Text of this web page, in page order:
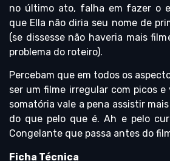
no último ato, falha em fazer o
que Ella não diria seu nome de
(se dissesse não haveria mais
problema do roteiro).
Percebam que em todos os
ser um filme irregular com picos e
somatória vale a pena assistir
do que pelo que é. Ah e pelo
Congelante que passa antes do
Ficha Técnica